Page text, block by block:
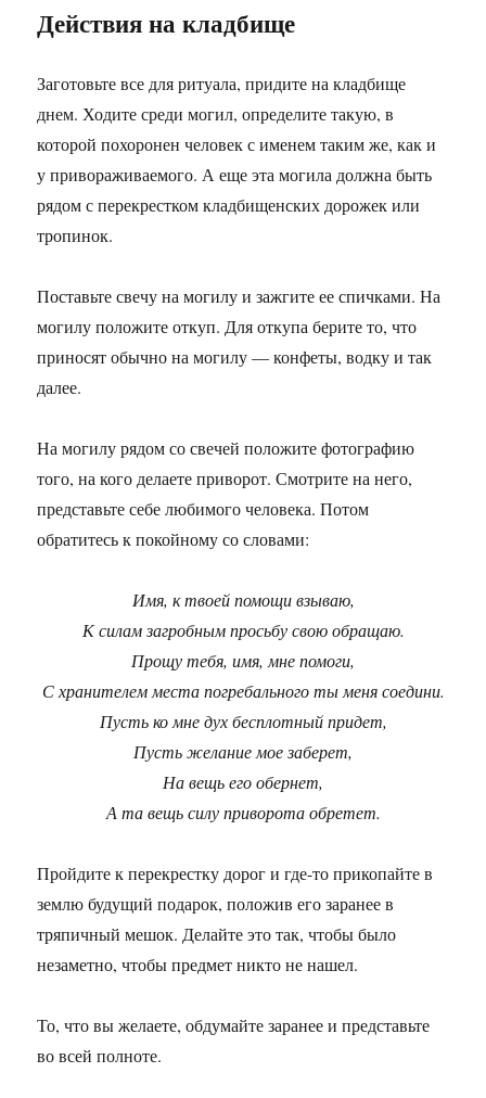
Действия на кладбище
Заготовьте все для ритуала, придите на кладбище
днем. Ходите среди могил, определите такую, в
которой похоронен человек с именем таким же, как и
у привораживаемого. А еще эта могила должна быть
рядом с перекрестком кладбищенских дорожек или
тропинок.
Поставьте свечу на могилу и зажгите ее спичками. На
могилу положите откуп. Для откупа берите то, что
приносят обычно на могилу — конфеты, водку и так
далее.
На могилу рядом со свечей положите фотографию
того, на кого делаете приворот. Смотрите на него,
представьте себе любимого человека. Потом
обратитесь к покойному со словами:
Имя, к твоей помощи взываю,
К силам загробным просьбу свою обращаю.
Прощу тебя, имя, мне помоги,
С хранителем места погребального ты меня соедини.
Пусть ко мне дух бесплотный придет,
Пусть желание мое заберет,
На вещь его обернет,
А та вещь силу приворота обретет.
Пройдите к перекрестку дорог и где-то прикопайте в
землю будущий подарок, положив его заранее в
тряпичный мешок. Делайте это так, чтобы было
незаметно, чтобы предмет никто не нашел.
То, что вы желаете, обдумайте заранее и представьте
во всей полноте.